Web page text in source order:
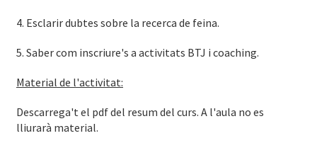
4. Esclarir dubtes sobre la recerca de feina.
5. Saber com inscriure's a activitats BTJ i coaching.
Material de l'activitat:
Descarrega't el pdf del resum del curs. A l'aula no es
lliurarà material.